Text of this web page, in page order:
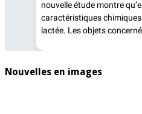
Nouvelles en images